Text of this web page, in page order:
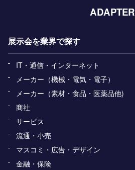
ADAPTER
展示会を業界で探す
IT・通信・インターネット
メーカー（機械・電気・電子）
メーカー（素材・食品・医薬品他)
商社
サービス
流通・小売
マスコミ・広告・デザイン
金融・保険